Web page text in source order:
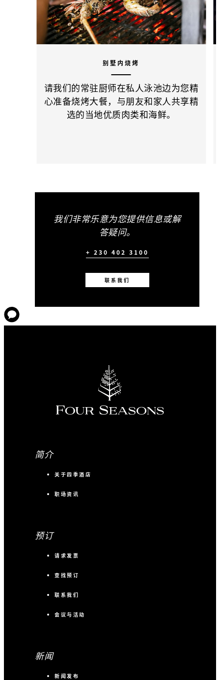
别墅内烧烤
请我们的常驻厨师在私人泳池边为您精
心准备烧烤大餐，与朋友和家人共享精
选的当地优质肉类和海鲜。
我们非常乐意为您提供信息或解
答疑问。
+ 230 402 3100
联系我们
简介
关于四季酒店
职场资讯
预订
请求发票
查找预订
联系我们
会议与活动
新闻
新闻发布